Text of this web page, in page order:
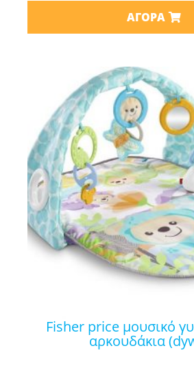
ΑΓΟΡΆ
fisher price μουσικό γυμναστήριο
αρκουδάκια